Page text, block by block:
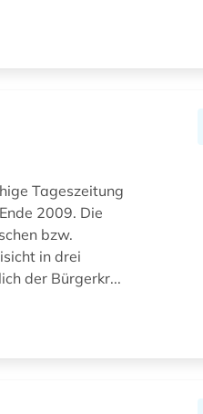
Tageszeitung
2009. Die
bzw.
in drei
der Bürgerkr...